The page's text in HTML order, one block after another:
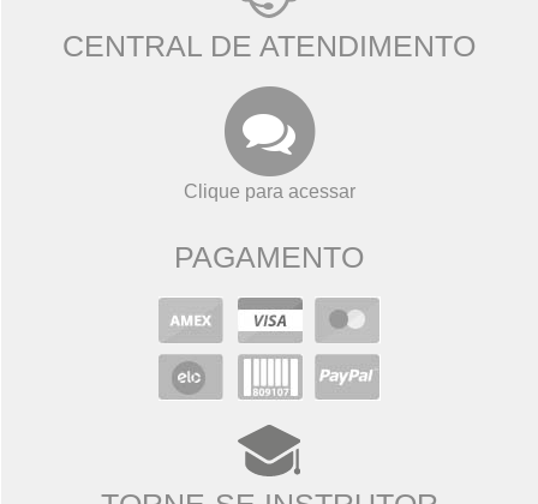
CENTRAL DE ATENDIMENTO
Clique para acessar
PAGAMENTO